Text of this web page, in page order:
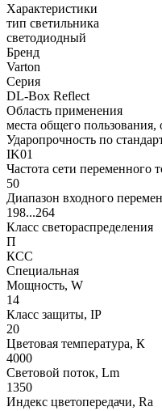
Характеристики
тип светильника
светодиодный
Бренд
Varton
Серия
DL-Box Reflect
Область применения
места общего
Ударопрочность по
IK01
Частота сети переменного
50
Диапазон входного
198...264
Класс светораспределения
П
КСС
Специальная
Мощность, W
14
Класс защиты, IP
20
Цветовая температура, К
4000
Световой поток, Lm
1350
Индекс цветопередачи, Ra